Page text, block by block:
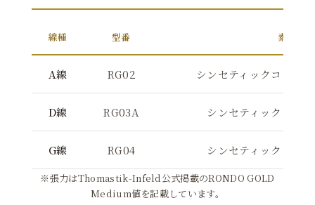
線種 型番 素材
A線 RG02 シンセティックコア／
D線 RG03A シンセティックコア
G線 RG04 シンセティックコア
※張力はThomastik-Infeld公式掲載のRONDO GOLD
Medium値を記載しています。